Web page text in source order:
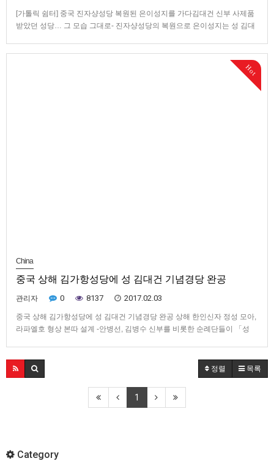
[가톨릭 쉼터] 중국 진자샹성당 복원된 은이성지를 가다김대건 신부 사제품
받았던 성당… 그 모습 그대로- 진자샹성당의 복원으로 은이성지는 성 김대
복원한 성지의 새 성당이 보인다.- 은이성지 새 성당 내부 전경. 진자…
Hot
China
중국 상해 김가항성당에 성 김대건 기념경당 완공
관리자 0 8137 2017.02.03
중국 상해 김가항성당에 성 김대건 기념경당 완공 상해 한인신자 정성 모아,
라파엘호 형상 본따 설계 -안병선, 김병수 신부를 비롯한 순례단들이 「성
건 기념 경당」이 들어섰다.중국 상해 한인본당(주임=김병수 신부,…
정렬 목록
1
Category